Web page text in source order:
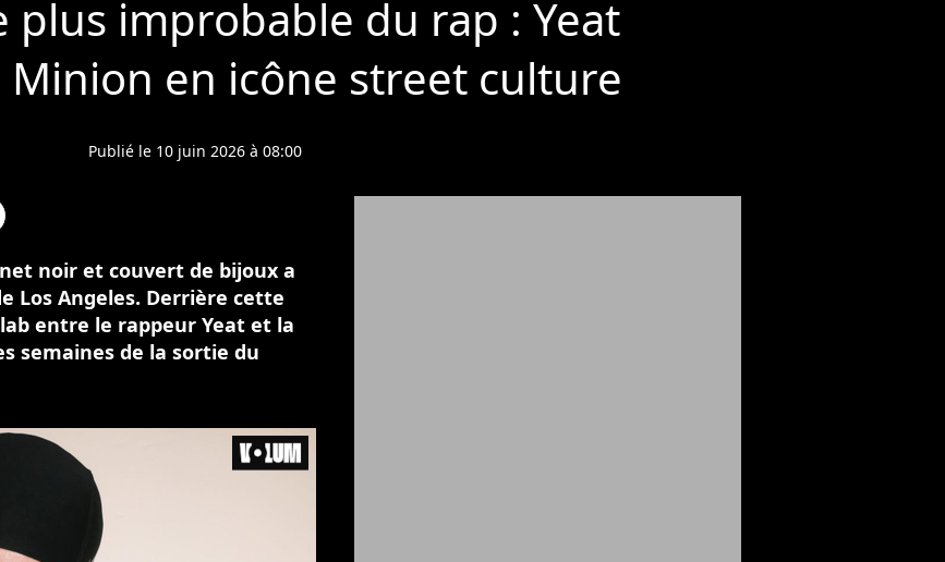
plus improbable du rap : Yeat
en icône street culture
Publié le 10 juin 2026 à 08:00
noir et couvert de bijoux a
Los Angeles. Derrière cette
entre le rappeur Yeat et la
semaines de la sortie du